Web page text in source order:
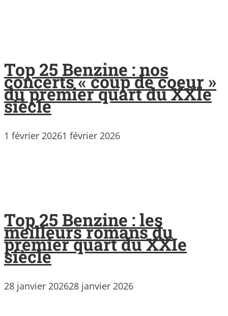
Top 25 Benzine : nos
concerts « coup de coeur »
du premier quart du XXIe
siècle
1 février 20261 février 2026
Top 25 Benzine : les
meilleurs romans du
premier quart du XXIe
siècle
28 janvier 202628 janvier 2026